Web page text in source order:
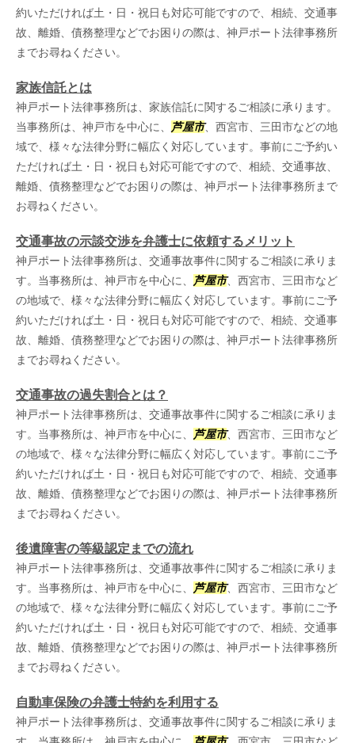
約いただければ土・日・祝日も対応可能ですので、相続、交通事
故、離婚、債務整理などでお困りの際は、神戸ポート法律事務所
までお尋ねください。
家族信託とは
神戸ポート法律事務所は、家族信託に関するご相談に承ります。
当事務所は、神戸市を中心に、
芦屋市、西宮市、三田市などの地
域で、様々な法律分野に幅広く対応しています。事前にご予約い
ただければ土・日・祝日も対応可能ですので、相続、交通事故、
離婚、債務整理などでお困りの際は、神戸ポート法律事務所まで
お尋ねください。
交通事故の示談交渉を弁護士に依頼するメリット
神戸ポート法律事務所は、交通事故事件に関するご相談に承りま
す。当事務所は、神戸市を中心に、
芦屋市、西宮市、三田市など
の地域で、様々な法律分野に幅広く対応しています。事前にご予
約いただければ土・日・祝日も対応可能ですので、相続、交通事
故、離婚、債務整理などでお困りの際は、神戸ポート法律事務所
までお尋ねください。
交通事故の過失割合とは？
神戸ポート法律事務所は、交通事故事件に関するご相談に承りま
す。当事務所は、神戸市を中心に、
芦屋市、西宮市、三田市など
の地域で、様々な法律分野に幅広く対応しています。事前にご予
約いただければ土・日・祝日も対応可能ですので、相続、交通事
故、離婚、債務整理などでお困りの際は、神戸ポート法律事務所
までお尋ねください。
後遺障害の等級認定までの流れ
神戸ポート法律事務所は、交通事故事件に関するご相談に承りま
す。当事務所は、神戸市を中心に、
芦屋市、西宮市、三田市など
の地域で、様々な法律分野に幅広く対応しています。事前にご予
約いただければ土・日・祝日も対応可能ですので、相続、交通事
故、離婚、債務整理などでお困りの際は、神戸ポート法律事務所
までお尋ねください。
自動車保険の弁護士特約を利用する
神戸ポート法律事務所は、交通事故事件に関するご相談に承りま